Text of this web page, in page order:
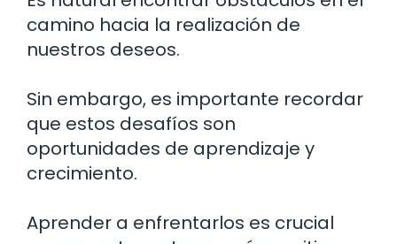
camino hacia la realización de
nuestros deseos.
Sin embargo, es importante recordar
que estos desafíos son
oportunidades de aprendizaje y
crecimiento.
Aprender a enfrentarlos es crucial